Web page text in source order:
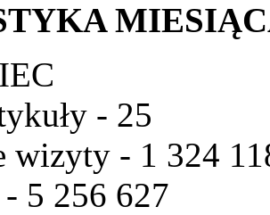
- 25
wizyty - 1 324
- 5 256 627